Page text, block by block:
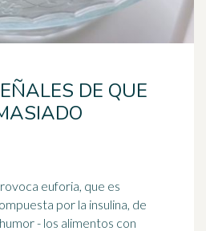
DE QUE
euforia, que es
por la insulina, de
con